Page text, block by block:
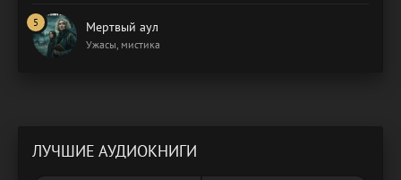
Мертвый аул
Ужасы, мистика
ЛУЧШИЕ АУДИОКНИГИ